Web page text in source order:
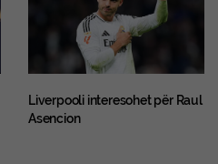
Liverpooli interesohet për Raul
Asencion